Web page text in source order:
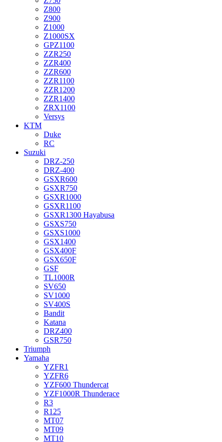
Z800
Z900
Z1000
Z1000SX
GPZ1100
ZZR250
ZZR400
ZZR600
ZZR1100
ZZR1200
ZZR1400
ZRX1100
Versys
KTM
Duke
RC
Suzuki
DRZ-250
DRZ-400
GSXR600
GSXR750
GSXR1000
GSXR1100
GSXR1300 Hayabusa
GSXS750
GSXS1000
GSX1400
GSX400F
GSX650F
GSF
TL1000R
SV650
SV1000
SV400S
Bandit
Katana
DRZ400
GSR750
Triumph
Yamaha
YZFR1
YZFR6
YZF600 Thundercat
YZF1000R Thunderace
R3
R125
MT07
MT09
MT10